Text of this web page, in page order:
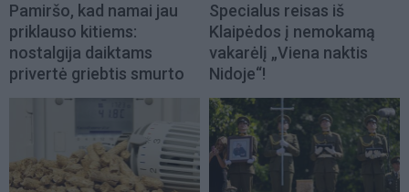
Pamiršo, kad namai jau
priklauso kitiems:
nostalgija daiktams
privertė griebtis smurto
Specialus reisas iš
Klaipėdos į nemokamą
vakarėlį „Viena naktis
Nidoje“!